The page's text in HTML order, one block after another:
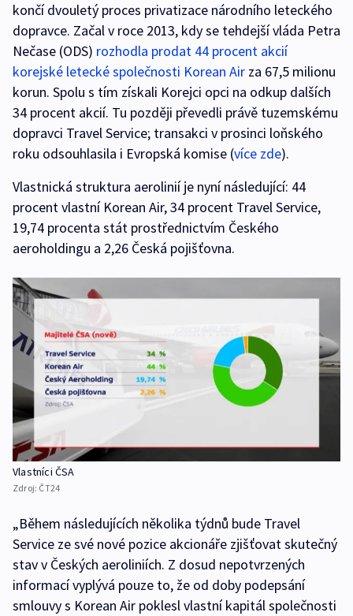
končí dvouletý proces privatizace národního leteckého
dopravce. Začal v roce 2013, kdy se tehdejší vláda Petra
Nečase (ODS) rozhodla prodat 44 procent akcií
korejské letecké společnosti Korean Air za 67,5 milionu
korun. Spolu s tím získali Korejci opci na odkup dalších
34 procent akcií. Tu později převedli právě tuzemskému
dopravci Travel Service; transakci v prosinci loňského
roku odsouhlasila i Evropská komise (více zde).
Vlastnická struktura aerolinií je nyní následující: 44
procent vlastní Korean Air, 34 procent Travel Service,
19,74 procenta stát prostřednictvím Českého
aeroholdingu a 2,26 Česká pojišťovna.
Vlastníci ČSA
Zdroj: ČT24
„Během následujících několika týdnů bude Travel
Service ze své nové pozice akcionáře zjišťovat skutečný
stav v Českých aeroliniích. Z dosud nepotvrzených
informací vyplývá pouze to, že od doby podepsání
smlouvy s Korean Air poklesl vlastní kapitál společnosti